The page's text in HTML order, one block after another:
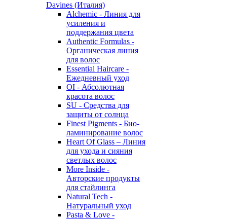
Davines (Италия)
Alchemic - Линия для
усиления и
поддержания цвета
Authentic Formulas -
Органическая линия
для волос
Essential Haircare -
Eжедневный уход
OI - Абсолютная
красота волос
SU - Средства для
защиты от солнца
Finest Pigments - Био-
ламинирование волос
Heart Of Glass – Линия
для ухода и сияния
светлых волос
More Inside -
Авторские продукты
для стайлинга
Natural Tech -
Натуральный уход
Pasta & Love -